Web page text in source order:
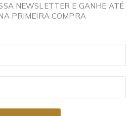
NEWSLETTER E GANHE ATÉ
PRIMEIRA COMPRA